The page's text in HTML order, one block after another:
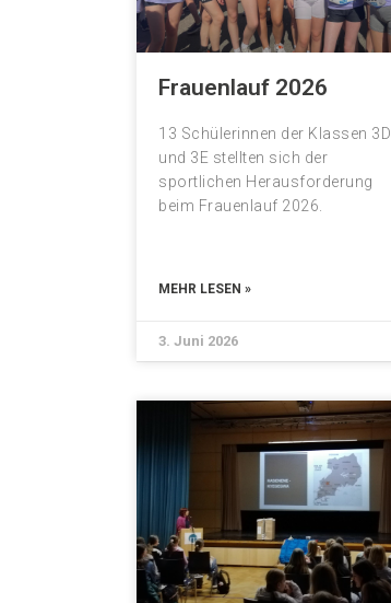
Frauenlauf 2026
13 Schülerinnen der Klassen 3D
und 3E stellten sich der
sportlichen Herausforderung
beim Frauenlauf 2026.
MEHR LESEN »
3. Juni 2026